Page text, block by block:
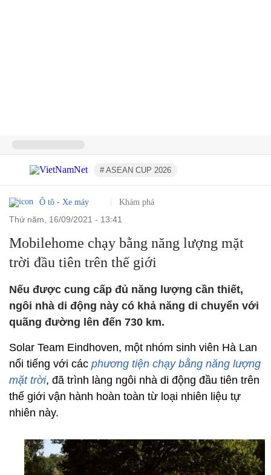
# ASEAN CUP 2026
Ô tô - Xe máy Khám phá
thứ năm, 16/09/2021 - 13:41
Mobilehome chạy bằng năng lượng mặt
trời đầu tiên trên thế giới
Nếu được cung cấp đủ năng lượng cần thiết,
ngôi nhà di động này có khả năng di chuyển với
quãng đường lên đến 730 km.
Solar Team Eindhoven, một nhóm sinh viên Hà Lan
nổi tiếng với các phương tiện chạy bằng năng lượng
mặt trời, đã trình làng ngôi nhà di động đầu tiên trên
thế giới vận hành hoàn toàn từ loại nhiên liệu tự
nhiên này.